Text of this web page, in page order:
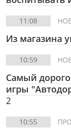
11:08
Из магазина
10:59
Самый
игры
2
10:55